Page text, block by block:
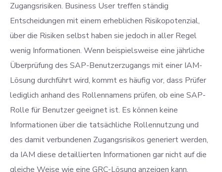
Zugangsrisiken. Business User treffen ständig
Entscheidungen mit einem erheblichen Risikopotenzial,
über die Risiken selbst haben sie jedoch in aller Regel
wenig Informationen. Wenn beispielsweise eine jährliche
Überprüfung des SAP-Benutzerzugangs mit einer IAM-
Lösung durchführt wird, kommt es häufig vor, dass Prüfer
lediglich anhand des Rollennamens prüfen, ob eine SAP-
Rolle für Benutzer geeignet ist. Es können keine
Informationen über die tatsächliche Rollennutzung und
des damit verbundenen Zugangsrisikos generiert werden,
da IAM diese detaillierten Informationen gar nicht auf die
gleiche Weise wie eine GRC-Lösung anzeigen kann.